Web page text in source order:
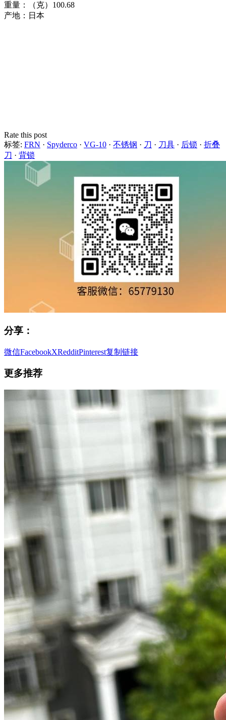
重量：（克）100.68
产地：日本
Rate this post
标签: FRN · Spyderco · VG-10 · 不锈钢 · 刀 · 刀具 · 后锁 · 折叠
刀 · 背锁
分享：
微信FacebookXRedditPinterest复制链接
更多推荐